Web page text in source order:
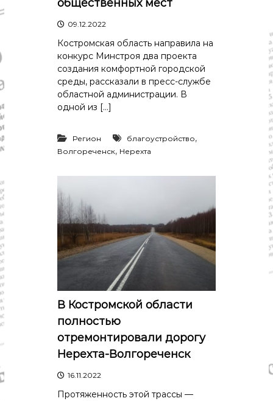
общественных мест
09.12.2022
Костромская область направила на
конкурс Минстроя два проекта
создания комфортной городской
среды, рассказали в пресс-службе
областной администрации. В
одной из […]
Регион благоустройство,
Волгореченск, Нерехта
В Костромской области
полностью
отремонтировали дорогу
Нерехта-Волгореченск
16.11.2022
Протяженность этой трассы —